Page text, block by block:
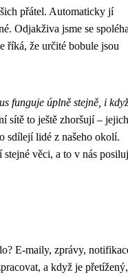
přátel. Automaticky jí
Odjakživa jsme se
říká, že určité bobule jsou
funguje úplně stejně, i
sítě to ještě zhoršují – jejich
sdílejí lidé z našeho okolí.
věci, a to v nás
E-maily, zprávy,
a když je přetížený,